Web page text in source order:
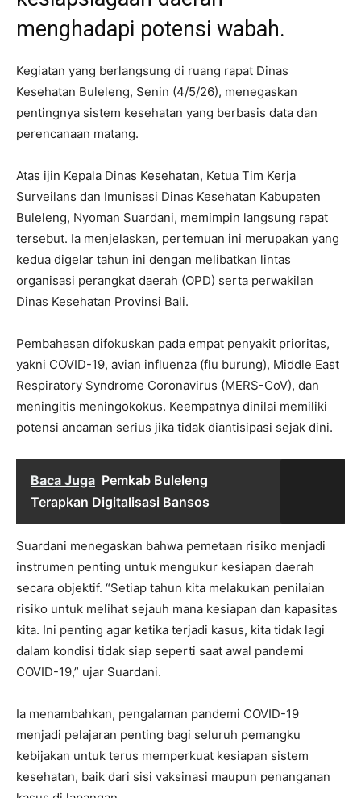
menghadapi potensi wabah.
Kegiatan yang berlangsung di ruang rapat Dinas
Kesehatan Buleleng, Senin (4/5/26), menegaskan
pentingnya sistem kesehatan yang berbasis data dan
perencanaan matang.
Atas ijin Kepala Dinas Kesehatan, Ketua Tim Kerja
Surveilans dan Imunisasi Dinas Kesehatan Kabupaten
Buleleng, Nyoman Suardani, memimpin langsung rapat
tersebut. Ia menjelaskan, pertemuan ini merupakan yang
kedua digelar tahun ini dengan melibatkan lintas
organisasi perangkat daerah (OPD) serta perwakilan
Dinas Kesehatan Provinsi Bali.
Pembahasan difokuskan pada empat penyakit prioritas,
yakni COVID-19, avian influenza (flu burung), Middle East
Respiratory Syndrome Coronavirus (MERS-CoV), dan
meningitis meningokokus. Keempatnya dinilai memiliki
potensi ancaman serius jika tidak diantisipasi sejak dini.
Baca Juga Pemkab Buleleng
Terapkan Digitalisasi Bansos
Suardani menegaskan bahwa pemetaan risiko menjadi
instrumen penting untuk mengukur kesiapan daerah
secara objektif. “Setiap tahun kita melakukan penilaian
risiko untuk melihat sejauh mana kesiapan dan kapasitas
kita. Ini penting agar ketika terjadi kasus, kita tidak lagi
dalam kondisi tidak siap seperti saat awal pandemi
COVID-19,” ujar Suardani.
Ia menambahkan, pengalaman pandemi COVID-19
menjadi pelajaran penting bagi seluruh pemangku
kebijakan untuk terus memperkuat kesiapan sistem
kesehatan, baik dari sisi vaksinasi maupun penanganan